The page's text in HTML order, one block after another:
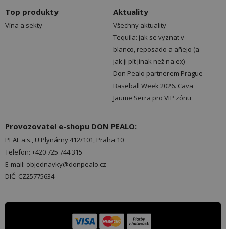
Top produkty
Vína a sekty
Aktuality
Všechny aktuality
Tequila: jak se vyznat v
blanco, reposado a añejo (a
jak ji pít jinak než na ex)
Don Pealo partnerem Prague
Baseball Week 2026. Cava
Jaume Serra pro VIP zónu
Provozovatel e-shopu DON PEALO:
PEAL a.s., U Plynárny 412/101, Praha 10
Telefon: +420 725 744 315
E-mail: objednavky@donpealo.cz
DIČ: CZ25775634